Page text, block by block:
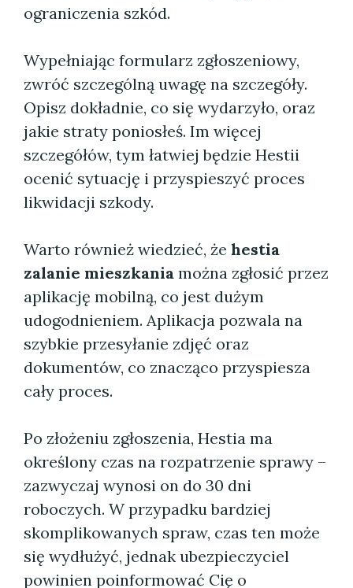
ograniczenia szkód.
Wypełniając formularz zgłoszeniowy,
zwróć szczególną uwagę na szczegóły.
Opisz dokładnie, co się wydarzyło, oraz
jakie straty poniosłeś. Im więcej
szczegółów, tym łatwiej będzie Hestii
ocenić sytuację i przyspieszyć proces
likwidacji szkody.
Warto również wiedzieć, że hestia
zalanie mieszkania można zgłosić przez
aplikację mobilną, co jest dużym
udogodnieniem. Aplikacja pozwala na
szybkie przesyłanie zdjęć oraz
dokumentów, co znacząco przyspiesza
cały proces.
Po złożeniu zgłoszenia, Hestia ma
określony czas na rozpatrzenie sprawy –
zazwyczaj wynosi on do 30 dni
roboczych. W przypadku bardziej
skomplikowanych spraw, czas ten może
się wydłużyć, jednak ubezpieczyciel
powinien poinformować Cię o